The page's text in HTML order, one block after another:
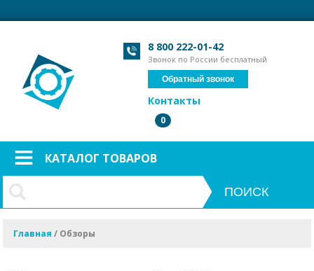
8 800 222-01-42
Звонок по России бесплатный
Обратный звонок
Контакты
0
КАТАЛОГ ТОВАРОВ
Главная / Обзоры